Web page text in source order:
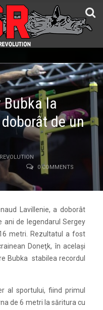
Bubka la
de un
0 COMMENTS
Lavillenie, a doborât
ani de legendarul Sergey
metri. Rezultatul a fost
Doneţk, în acelaşi
Bubka stabilea recordul
al sportului, fiind primul
de 6 metri la săritura cu